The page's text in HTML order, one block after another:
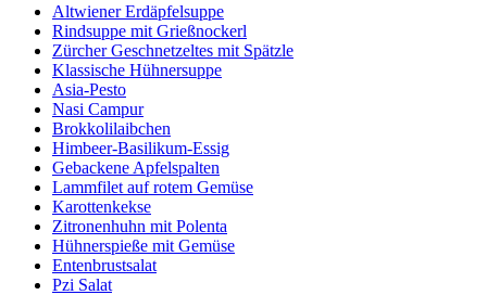
Altwiener Erdäpfelsuppe
Rindsuppe mit Grießnockerl
Zürcher Geschnetzeltes mit Spätzle
Klassische Hühnersuppe
Asia-Pesto
Nasi Campur
Brokkolilaibchen
Himbeer-Basilikum-Essig
Gebackene Apfelspalten
Lammfilet auf rotem Gemüse
Karottenkekse
Zitronenhuhn mit Polenta
Hühnerspieße mit Gemüse
Entenbrustsalat
Pzi Salat